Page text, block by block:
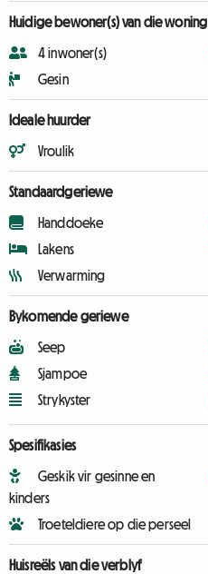
Huidige bewoner(s) van die woning
4 inwoner(s)
Gesin
Ideale huurder
Vroulik
Standaardgeriewe
Handdoeke
Lakens
Verwarming
Bykomende geriewe
Seep
Sjampoe
Strykyster
Spesifikasies
Geskik vir gesinne en
kinders
Troeteldiere op die perseel
Huisreëls van die verblyf